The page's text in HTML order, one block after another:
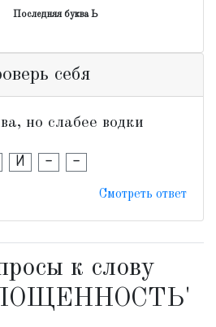
Последняя буква Ь
себя
но слабее водки
И - -
Смотреть ответ
к слову